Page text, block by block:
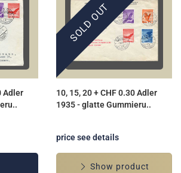
Adler
SOLD OUT
10, 15, 20 + CHF 0.30 Adler
1935 - glatte Gummieru..
price see details
Show product